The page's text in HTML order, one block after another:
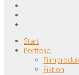
Start
Portfolio
Fiktion